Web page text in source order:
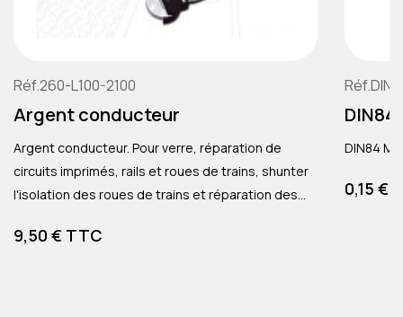
Réf.260-L100-2100
Argent conducteur
Argent conducteur. Pour verre, réparation de
circuits imprimés, rails et roues de trains, shunter
l'isolation des roues de trains et réparation des
Prix
9,50 € TTC
DIN84
DIN84
Prix
0,15 €